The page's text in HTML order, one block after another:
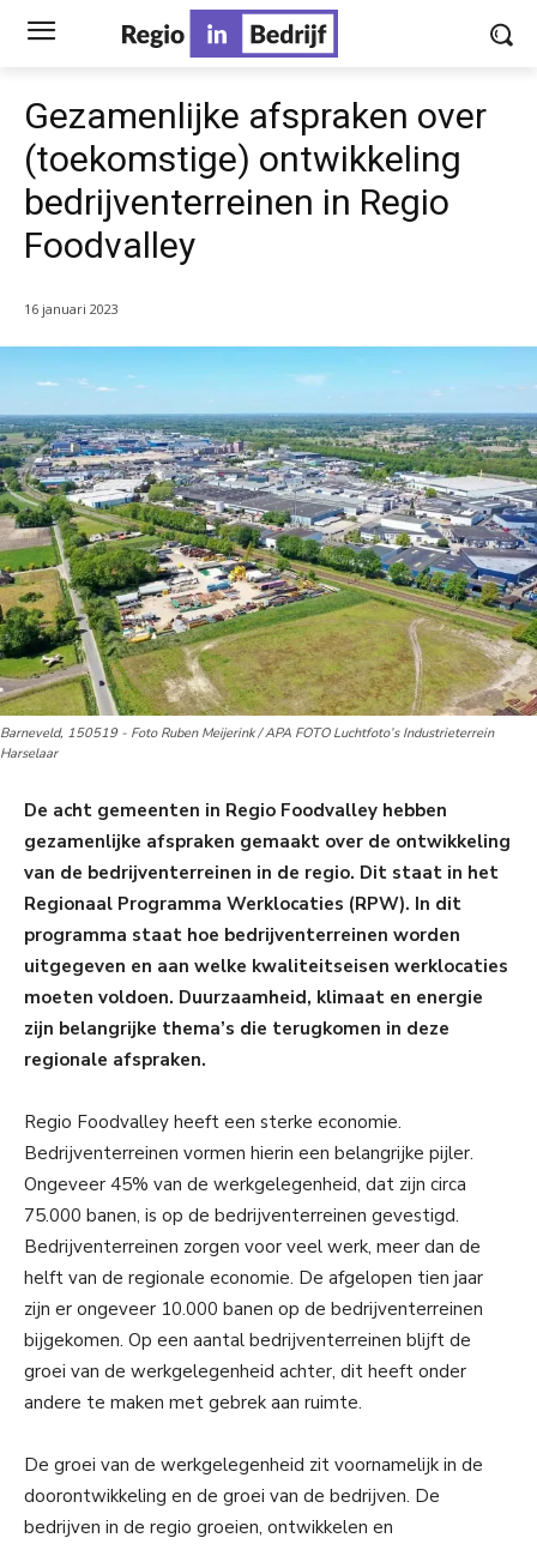
Gezamenlijke afspraken over
(toekomstige) ontwikkeling
bedrijventerreinen in Regio
Foodvalley
16 januari 2023
Barneveld, 150519 - Foto Ruben Meijerink / APA FOTO Luchtfoto’s Industrieterrein
Harselaar
De acht gemeenten in Regio Foodvalley hebben
gezamenlijke afspraken gemaakt over de ontwikkeling
van de bedrijventerreinen in de regio. Dit staat in het
Regionaal Programma Werklocaties (RPW). In dit
programma staat hoe bedrijventerreinen worden
uitgegeven en aan welke kwaliteitseisen werklocaties
moeten voldoen. Duurzaamheid, klimaat en energie
zijn belangrijke thema’s die terugkomen in deze
regionale afspraken.
Regio Foodvalley heeft een sterke economie.
Bedrijventerreinen vormen hierin een belangrijke pijler.
Ongeveer 45% van de werkgelegenheid, dat zijn circa
75.000 banen, is op de bedrijventerreinen gevestigd.
Bedrijventerreinen zorgen voor veel werk, meer dan de
helft van de regionale economie. De afgelopen tien jaar
zijn er ongeveer 10.000 banen op de bedrijventerreinen
bijgekomen. Op een aantal bedrijventerreinen blijft de
groei van de werkgelegenheid achter, dit heeft onder
andere te maken met gebrek aan ruimte.
De groei van de werkgelegenheid zit voornamelijk in de
doorontwikkeling en de groei van de bedrijven. De
bedrijven in de regio groeien, ontwikkelen en